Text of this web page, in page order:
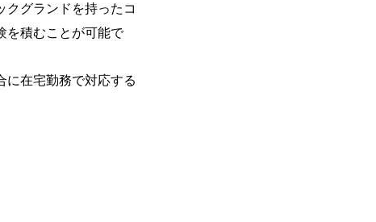
クグランドを持ったコ
を積むことが可能で
に在宅勤務で対応する